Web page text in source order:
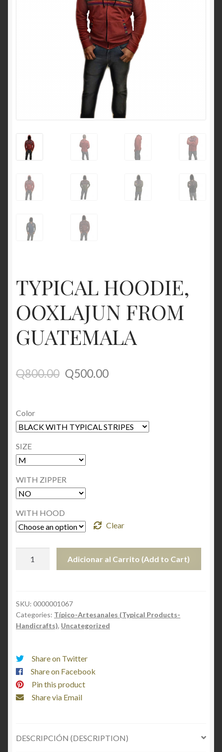
Maletines deportivos, figurines, juguetes, Guatemala
Política de Privacidad
Register (Registrarse)
Shop
Términos y condiciones
TYPICAL HOODIE,
OOXLAJUN FROM
GUATEMALA
Q800.00 Q500.00
Color
SIZE
WITH ZIPPER
WITH HOOD
Clear
GUATEMALA
quantity
Adicionar al Carrito (Add to Cart)
SKU: 0000001067
Categories: Típico-Artesanales (Typical Products-
Handicrafts), Uncategorized
Share on Twitter
Share on Facebook
Pin this product
Share via Email
DESCRIPCIÓN (DESCRIPTION)